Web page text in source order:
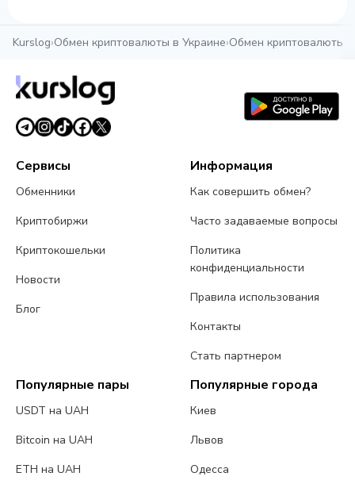
Kurslog›Обмен криптовалюты в Украине›Обмен криптовалюты
Сервисы
Обменники
Криптобиржи
Криптокошельки
Новости
Блог
Информация
Как совершить обмен?
Часто задаваемые вопросы
Политика
конфиденциальности
Правила использования
Контакты
Стать партнером
Популярные пары
USDT на UAH
Bitcoin на UAH
ETH на UAH
Популярные города
Киев
Львов
Одесса